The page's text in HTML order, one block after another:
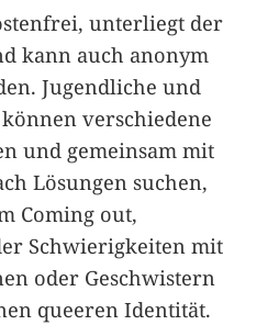
unterliegt der
kann auch anonym
Jugendliche und
verschiedene
und gemeinsam mit
Lösungen suchen,
Coming out,
Schwierigkeiten mit
oder Geschwistern
queeren Identität.